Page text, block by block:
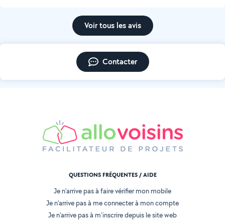
Voir tous les avis
Contacter
QUESTIONS FRÉQUENTES / AIDE
Je n'arrive pas à faire vérifier mon mobile
Je n'arrive pas à me connecter à mon compte
Je n'arrive pas à m'inscrire depuis le site web